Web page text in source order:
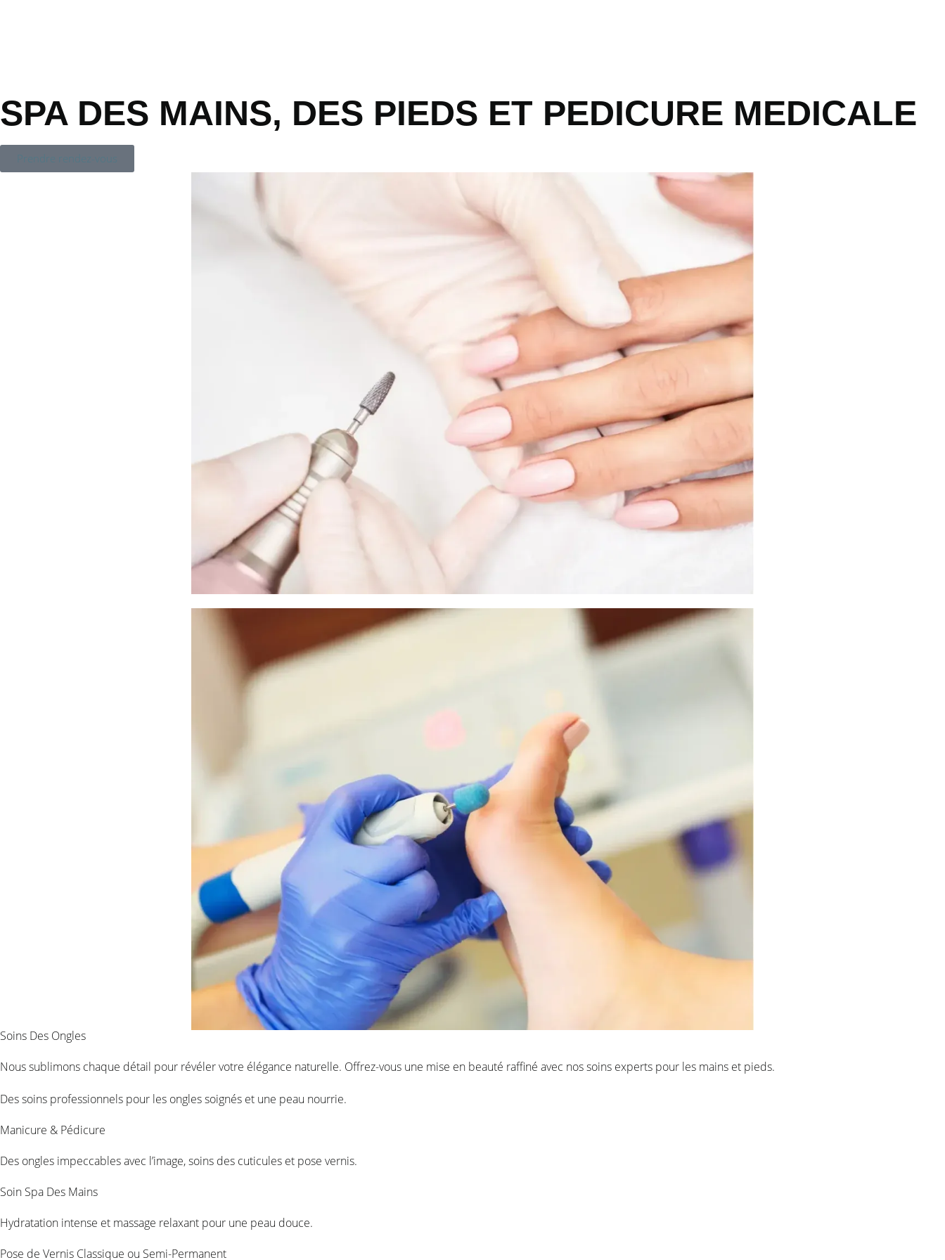
SPA DES MAINS, DES PIEDS ET PEDICURE MEDICALE
Prendre rendez-vous
Soins Des Ongles
Nous sublimons chaque détail pour révéler votre élégance naturelle. Offrez-vous une mise en beauté raffiné avec nos soins experts pour les mains et pieds.
Des soins professionnels pour les ongles soignés et une peau nourrie.
Manicure & Pédicure
Des ongles impeccables avec l’image, soins des cuticules et pose vernis.
Soin Spa Des Mains
Hydratation intense et massage relaxant pour une peau douce.
Pose de Vernis Classique ou Semi-Permanent